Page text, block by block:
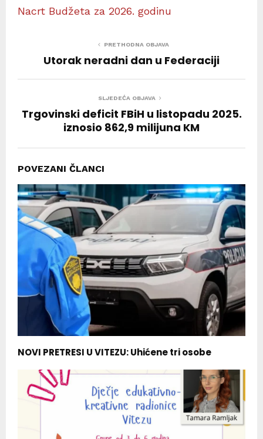
Nacrt Budžeta za 2026. godinu
PRETHODNA OBJAVA
Utorak neradni dan u Federaciji
SLJEDEĆA OBJAVA
Trgovinski deficit FBiH u listopadu 2025.
iznosio 862,9 milijuna KM
POVEZANI ČLANCI
NOVI PRETRESI U VITEZU: Uhićene tri osobe